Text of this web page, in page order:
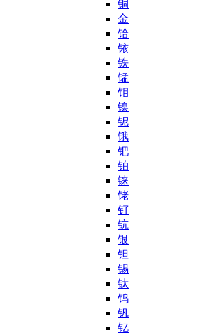
铜
金
铪
铱
铁
锰
钼
镍
铌
锇
钯
铂
铼
铑
钌
钪
银
钽
锡
钛
钨
钒
钇